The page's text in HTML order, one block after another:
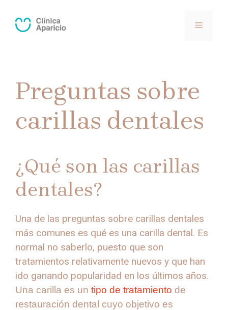
contenido
MENÚ
Preguntas sobre
carillas dentales
¿Qué son las carillas
dentales?
Una de las preguntas sobre carillas dentales
más comunes es qué es una carilla dental. Es
normal no saberlo, puesto que son
tratamientos relativamente nuevos y que han
ido ganando popularidad en los últimos años.
Una carilla es un tipo de tratamiento de
restauración dental cuyo objetivo es